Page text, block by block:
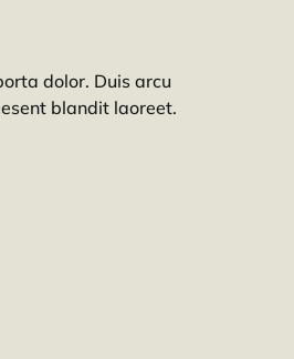
dolor. Duis arcu
blandit laoreet.